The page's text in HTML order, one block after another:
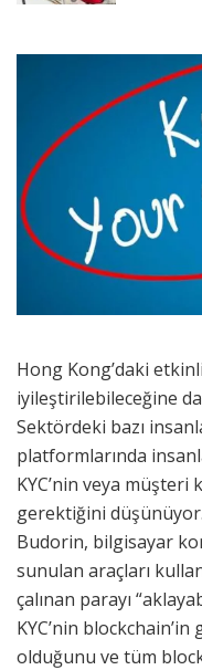
Hong Kong’daki
iyileştirilebileceğine
Sektördeki bazı
platformlarında
KYC’nin veya müşteri
gerektiğini düşünüyor.
Budorin, bilgisayar
sunulan araçları
çalınan parayı
KYC’nin
olduğunu ve tüm